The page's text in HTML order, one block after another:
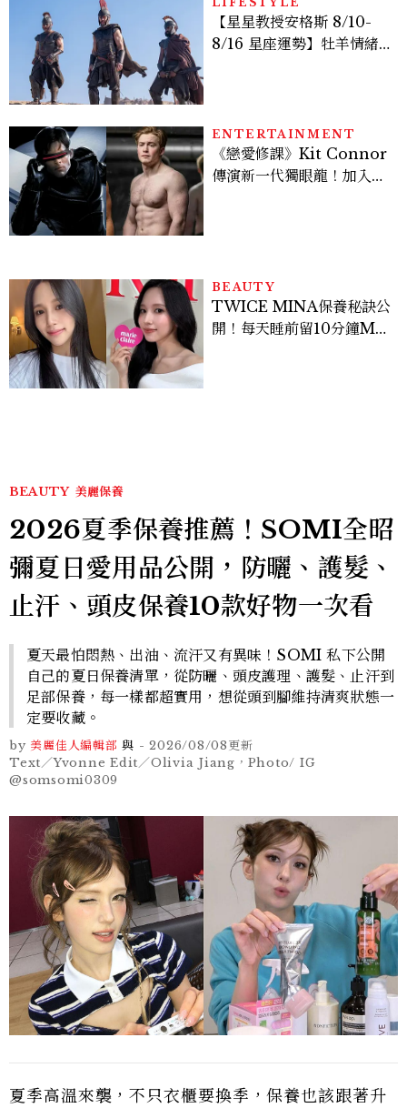
【星星教授安格斯 8/10-
8/16 星座運勢】牡羊情緒
ENTERTAINMENT
《戀愛修課》Kit Connor
傳演新一代獨眼龍！加入新
BEAUTY
TWICE MINA保養秘訣公
開！每天睡前留10分鐘ME
BEAUTY 美麗保養
2026夏季保養推薦！SOMI全昭
彌夏日愛用品公開，防曬、護髮、
止汗、頭皮保養10款好物一次看
夏天最怕悶熱、出油、流汗又有異味！SOMI 私下公開
自己的夏日保養清單，從防曬、頭皮護理、護髮、止汗到
足部保養，每一樣都超實用，想從頭到腳維持清爽狀態一
定要收藏。
by 美麗佳人編輯部 與 -2026/08/08更新
Text／Yvonne Edit／Olivia Jiang，Photo/ IG
@somsomi0309
夏季高溫來襲，不只衣櫃要換季，保養也該跟著升